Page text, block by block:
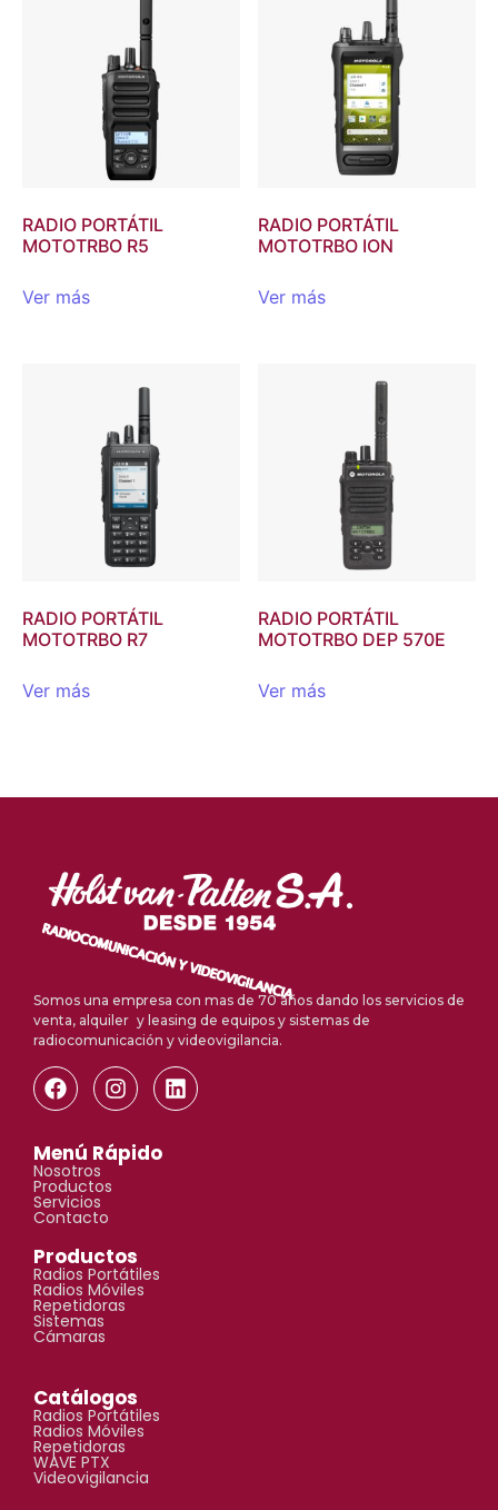
RADIO PORTÁTIL
MOTOTRBO R5
Ver más
RADIO PORTÁTIL
MOTOTRBO ION
Ver más
RADIO PORTÁTIL
MOTOTRBO R7
Ver más
RADIO PORTÁTIL
MOTOTRBO DEP 570E
Ver más
Somos una empresa con mas de 70 años dando los servicios de
venta, alquiler y leasing de equipos y sistemas de
radiocomunicación y videovigilancia.
Menú Rápido
Nosotros
Productos
Servicios
Contacto
Productos
Radios Portátiles
Radios Móviles
Repetidoras
Sistemas
Cámaras
Catálogos
Radios Portátiles
Radios Móviles
Repetidoras
WAVE PTX
Videovigilancia